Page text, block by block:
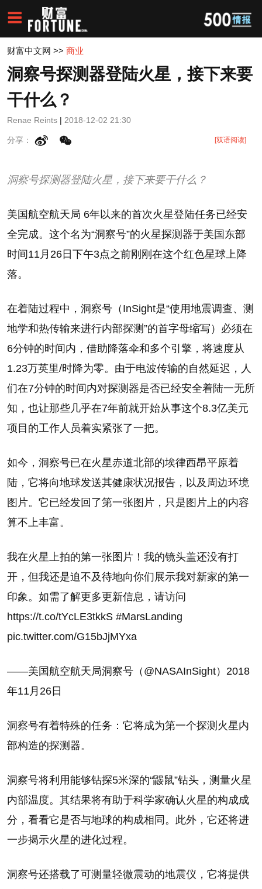
财富中文网 >> 商业
洞察号探测器登陆火星，接下来要
干什么？
Renae Reints | 2018-12-02 21:30
分享： [双语阅读]
洞察号探测器登陆火星，接下来要干什么？
美国航空航天局 6年以来的首次火星登陆任务已经安
全完成。这个名为“洞察号”的火星探测器于美国东部
时间11月26日下午3点之前刚刚在这个红色星球上降
落。
在着陆过程中，洞察号（InSight是“使用地震调查、测
地学和热传输来进行内部探测”的首字母缩写）必须在
6分钟的时间内，借助降落伞和多个引擎，将速度从
1.23万英里/时降为零。由于电波传输的自然延迟，人
们在7分钟的时间内对探测器是否已经安全着陆一无所
知，也让那些几乎在7年前就开始从事这个8.3亿美元
项目的工作人员着实紧张了一把。
如今，洞察号已在火星赤道北部的埃律西昂平原着
陆，它将向地球发送其健康状况报告，以及周边环境
图片。它已经发回了第一张图片，只是图片上的内容
算不上丰富。
我在火星上拍的第一张图片！我的镜头盖还没有打
开，但我还是迫不及待地向你们展示我对新家的第一
印象。如需了解更多更新信息，请访问
https://t.co/tYcLE3tkkS #MarsLanding
pic.twitter.com/G15bJjMYxa
——美国航空航天局洞察号（@NASAInSight）2018
年11月26日
洞察号有着特殊的任务：它将成为第一个探测火星内
部构造的探测器。
洞察号将利用能够钻探5米深的“鼹鼠”钻头，测量火星
内部温度。其结果将有助于科学家确认火星的构成成
分，看看它是否与地球的构成相同。此外，它还将进
一步揭示火星的进化过程。
洞察号还搭载了可测量轻微震动的地震仪，它将提供